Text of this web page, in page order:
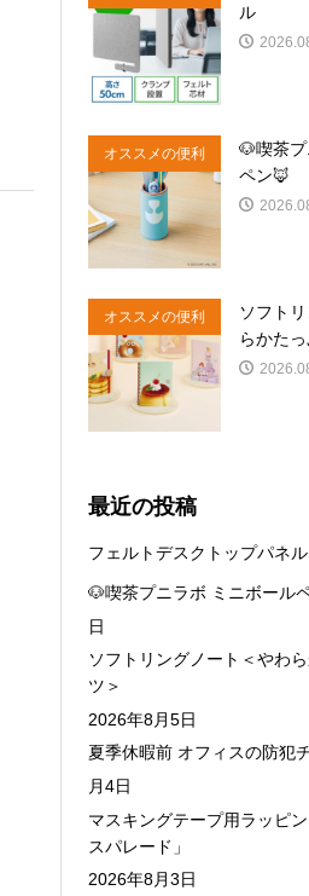
商品
ル
オススメの便利
商品
🐶喫茶
ペン🦊
オススメの便利
商品
ソフト
らかた
最近の投稿
フェルトデスクトップパネル
🐶喫茶プニラボ ミニボール
日
ソフトリングノート＜やわ
ツ＞
2026年8月5日
夏季休暇前 オフィスの防犯
月4日
マスキングテープ用ラッピ
スパレード」
2026年8月3日